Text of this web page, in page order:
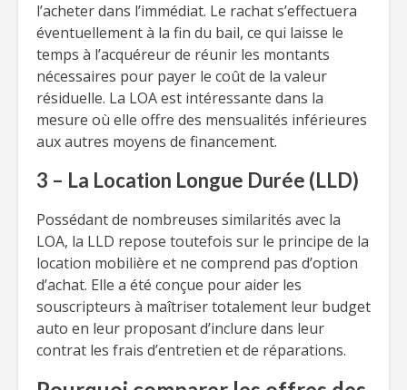
l’acheter dans l’immédiat. Le rachat s’effectuera
éventuellement à la fin du bail, ce qui laisse le
temps à l’acquéreur de réunir les montants
nécessaires pour payer le coût de la valeur
résiduelle. La LOA est intéressante dans la
mesure où elle offre des mensualités inférieures
aux autres moyens de financement.
3 – La Location Longue Durée (LLD)
Possédant de nombreuses similarités avec la
LOA, la LLD repose toutefois sur le principe de la
location mobilière et ne comprend pas d’option
d’achat. Elle a été conçue pour aider les
souscripteurs à maîtriser totalement leur budget
auto en leur proposant d’inclure dans leur
contrat les frais d’entretien et de réparations.